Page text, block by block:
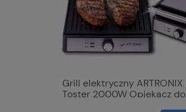
Grill elektryczny ARTRONIX
Toster 2000W Opiekacz do